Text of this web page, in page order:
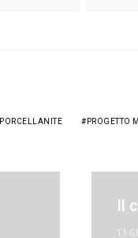
PORCELLANITE PROGETTO
Il
11